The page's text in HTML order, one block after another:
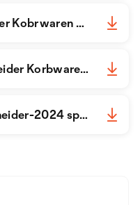
Genusswerkstatt_Schneider Kobrwaren AG_Broschüre (2) (3).pdf
Katalog La Peppina x Schneider Korbwaren AG (1).pdf
katalog schmuck eydl-schneider-2024 spring (1).pdf